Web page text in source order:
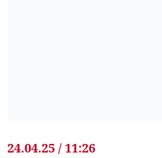
24.04.25 / 11:26